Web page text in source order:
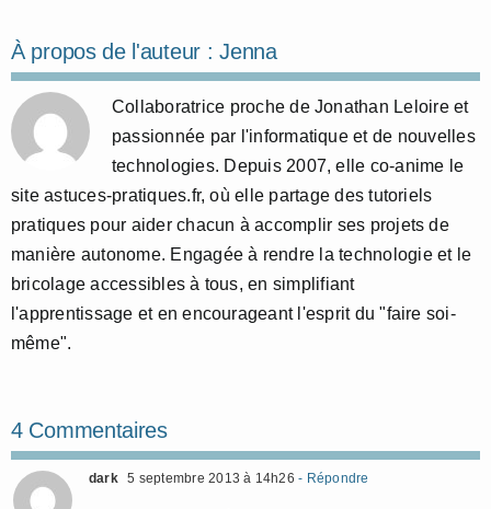
À propos de l'auteur :Jenna
Collaboratrice proche de Jonathan Leloire et
passionnée par l'informatique et de nouvelles
technologies. Depuis 2007, elle co-anime le
site astuces-pratiques.fr, où elle partage des tutoriels
pratiques pour aider chacun à accomplir ses projets de
manière autonome. Engagée à rendre la technologie et le
bricolage accessibles à tous, en simplifiant
l'apprentissage et en encourageant l'esprit du "faire soi-
même".
4 Commentaires
dark 5 septembre 2013 à 14h26 - Répondre